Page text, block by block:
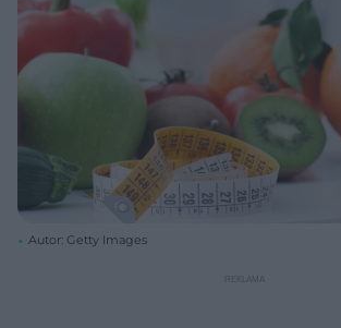
Autor: Getty Images